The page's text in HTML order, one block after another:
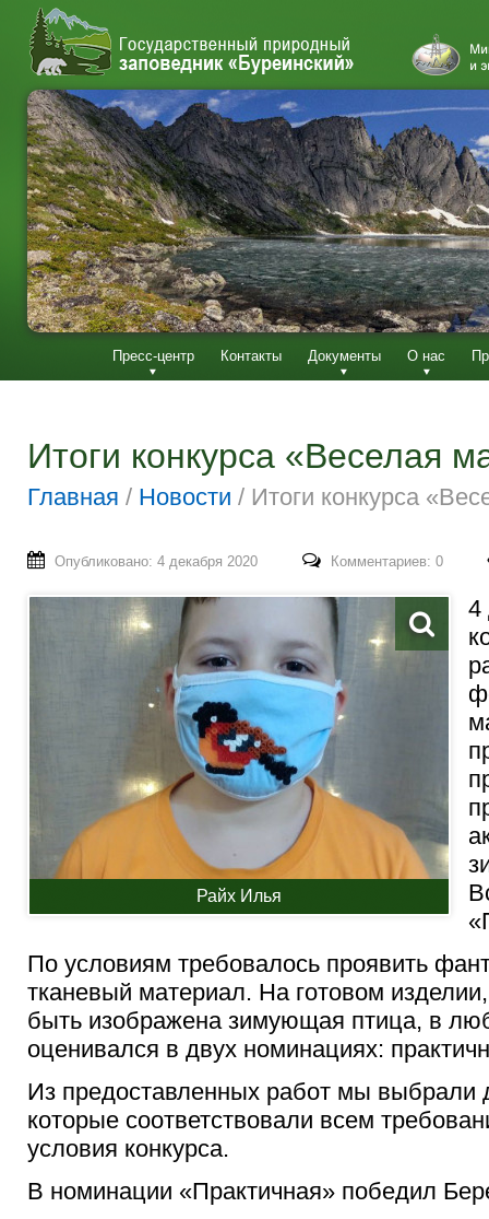
Пресс-центр Контакты Документы О нас
Итоги конкурса «Веселая
Главная / Новости / Итоги конкурса
Опубликовано: 4 декабря 2020 Комментариев: 0
Райх Илья
4
По условиям требовалось проявить
тканевый материал. На готовом
быть изображена зимующая птица, в
оценивался в двух номинациях:
Из предоставленных работ мы выбрали
которые соответствовали всем
условия конкурса.
В номинации «Практичная» победил